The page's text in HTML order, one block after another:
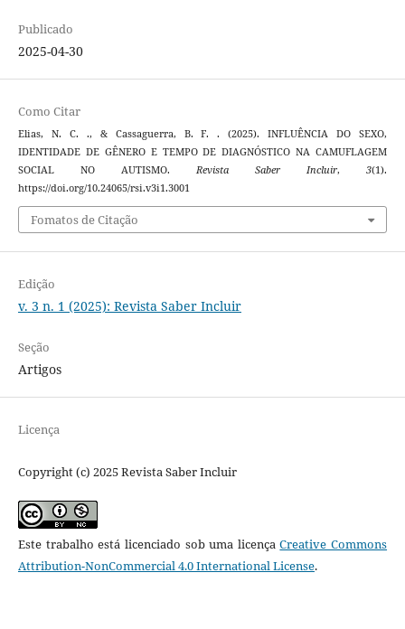
Publicado
2025-04-30
Como Citar
Elias, N. C. ., & Cassaguerra, B. F. . (2025). INFLUÊNCIA DO SEXO,
IDENTIDADE DE GÊNERO E TEMPO DE DIAGNÓSTICO NA CAMUFLAGEM
SOCIAL NO AUTISMO. Revista Saber Incluir,3(1).
https://doi.org/10.24065/rsi.v3i1.3001
Fomatos de Citação
Edição
v. 3 n. 1 (2025): Revista Saber Incluir
Seção
Artigos
Licença
Copyright (c) 2025 Revista Saber Incluir
Este trabalho está licenciado sob uma licençaCreative Commons
Attribution-NonCommercial 4.0 International License.